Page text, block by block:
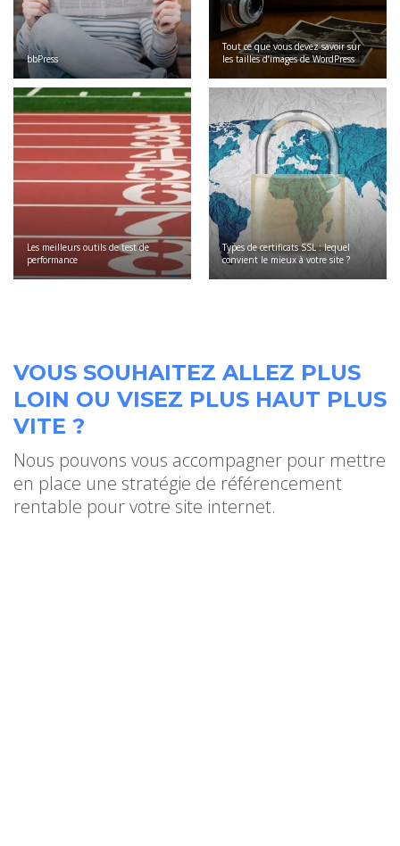
bbPress
Tout ce que vous devez savoir sur
les tailles d’images de WordPress
Les meilleurs outils de test de
performance
Types de certificats SSL : lequel
convient le mieux à votre site ?
VOUS SOUHAITEZ ALLEZ PLUS
LOIN OU VISEZ PLUS HAUT PLUS
VITE ?
Nous pouvons vous accompagner pour mettre
en place une stratégie de référencement
rentable pour votre site internet.